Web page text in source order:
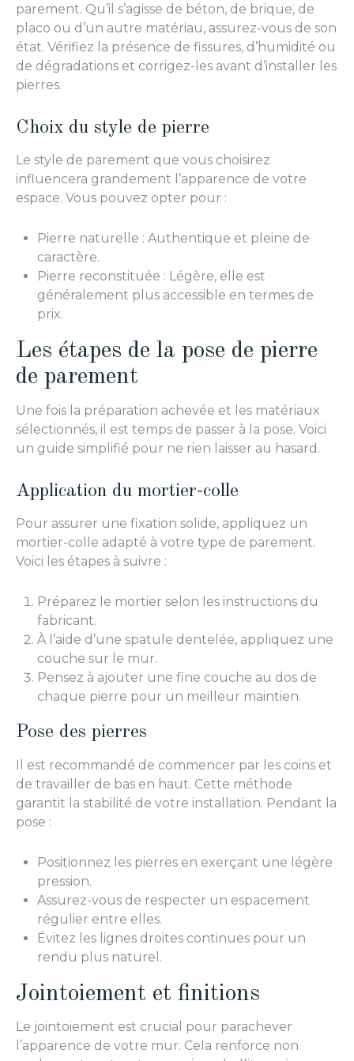
parement. Qu’il s’agisse de béton, de brique, de
placo ou d’un autre matériau, assurez-vous de son
état. Vérifiez la présence de fissures, d’humidité ou
de dégradations et corrigez-les avant d’installer les
pierres.
Choix du style de pierre
Le style de parement que vous choisirez
influencera grandement l’apparence de votre
espace. Vous pouvez opter pour :
Pierre naturelle : Authentique et pleine de
caractère.
Pierre reconstituée : Légère, elle est
généralement plus accessible en termes de
prix.
Les étapes de la pose de pierre
de parement
Une fois la préparation achevée et les matériaux
sélectionnés, il est temps de passer à la pose. Voici
un guide simplifié pour ne rien laisser au hasard.
Application du mortier-colle
Pour assurer une fixation solide, appliquez un
mortier-colle adapté à votre type de parement.
Voici les étapes à suivre :
Préparez le mortier selon les instructions du
fabricant.
À l’aide d’une spatule dentelée, appliquez une
couche sur le mur.
Pensez à ajouter une fine couche au dos de
chaque pierre pour un meilleur maintien.
Pose des pierres
Il est recommandé de commencer par les coins et
de travailler de bas en haut. Cette méthode
garantit la stabilité de votre installation. Pendant la
pose :
Positionnez les pierres en exerçant une légère
pression.
Assurez-vous de respecter un espacement
régulier entre elles.
Évitez les lignes droites continues pour un
rendu plus naturel.
Jointoiement et finitions
Le jointoiement est crucial pour parachever
l’apparence de votre mur. Cela renforce non